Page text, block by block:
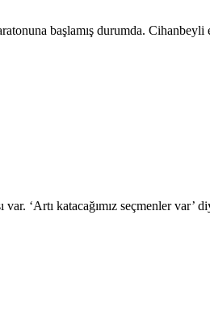
başlamış durumda.
‘Artı katacağımız seçmenler var’